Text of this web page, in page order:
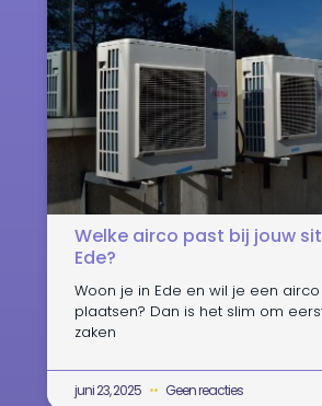
Welke airco past bij jouw
Ede?
Woon je in Ede en wil je een
plaatsen? Dan is het slim om
zaken
juni 23, 2025 Geen reacties